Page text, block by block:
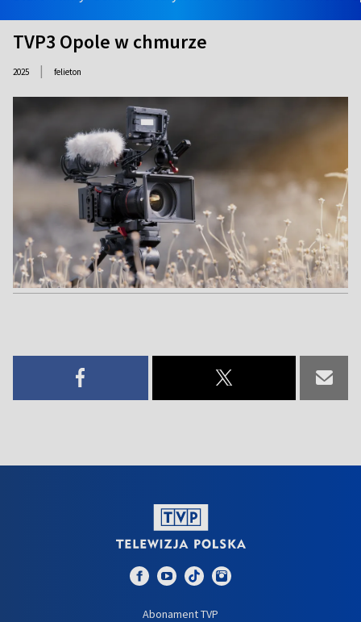
TVP3 Opole w chmurze
2025 | felieton
Abonament TVP